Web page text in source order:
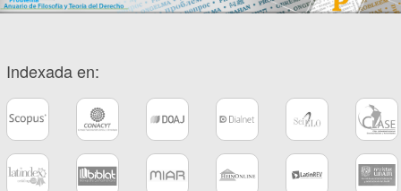
Indexada en: